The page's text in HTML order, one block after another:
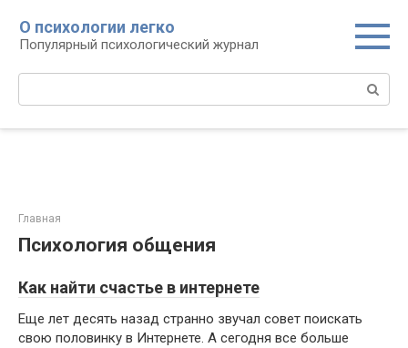
контенту
О психологии легко
Популярный психологический журнал
Главная
Психология общения
Как найти счастье в интернете
Еще лет десять назад странно звучал совет поискать
свою половинку в Интернете. А сегодня все больше